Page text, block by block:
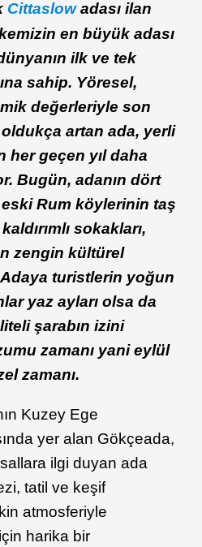
Cittaslowadası ilan
en büyük adası
ilk ve tek
sahip. Yöresel,
değerleriyle son
artan ada, yerli
her geçen yıl daha
Bugün, adanın dört
Rum köylerinin taş
sokakları,
zengin kültürel
Adaya turistlerin yoğun
yaz ayları olsa da
şarabın izini
zamanı yani eylül
zamanı.
Kuzey Ege
yer alan Gökçeada,
ilgi duyan ada
tatil ve keşif
atmosferiyle
harika bir